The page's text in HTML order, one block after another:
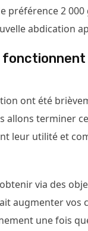
préférence 2
abdication
fonctionnent
ont été
allons terminer
leur utilité et
via des
augmenter vos
une fois